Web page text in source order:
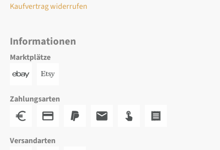
Kaufvertrag widerrufen
Informationen
Marktplätze
Zahlungsarten
Versandarten